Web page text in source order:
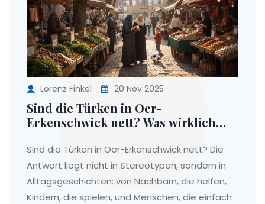
Lorenz Finkel 20 Nov 2025
Sind die Türken in Oer-
Erkenschwick nett? Was wirklich
Sind die Türken in Oer-Erkenschwick nett? Die
Antwort liegt nicht in Stereotypen, sondern in
Alltagsgeschichten: von Nachbarn, die helfen,
Kindern, die spielen, und Menschen, die einfach